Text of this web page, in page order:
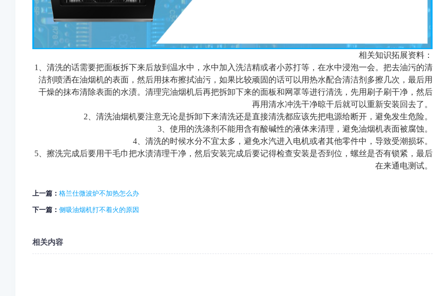
相关知识拓展资料：
1、清洗的话需要把面板拆下来后放到温水中，水中加入洗洁精或者小苏打等，在水中浸泡一会。把去油污的清
洁剂喷洒在油烟机的表面，然后用抹布擦拭油污，如果比较顽固的话可以用热水配合清洁剂多擦几次，最后用
干燥的抹布清除表面的水渍。清理完油烟机后再把拆卸下来的面板和网罩等进行清洗，先用刷子刷干净，然后
再用清水冲洗干净晾干后就可以重新安装回去了。
2、 清洗油烟机要注意无论是拆卸下来清洗还是直接清洗都应该先把电源给断开，避免发生危险。
3、使用的洗涤剂不能用含有酸碱性的液体来清理，避免油烟机表面被腐蚀。
4、清洗的时候水分不宜太多，避免水汽进入电机或者其他零件中，导致受潮损坏。
5、擦洗完成后要用干毛巾把水渍清理干净，然后安装完成后要记得检查安装是否到位，螺丝是否有锁紧，最后
在来通电测试。
上一篇： 格兰仕微波炉不加热怎么办
下一篇： 侧吸油烟机打不着火的原因
相关内容